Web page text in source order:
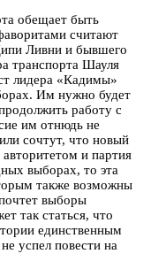
обещает быть
считают
Ливни и бывшего
транспорта Шауля
лидера «Кадимы»
Им нужно будет
работу с
им отнюдь не
сочтут, что новый
и партия
выборах, то эта
также возможны
выборы
так статься, что
единственным
успел повести на